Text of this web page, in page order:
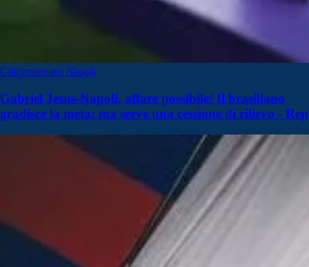
Calciomercato Napoli
Gabriel Jesus-Napoli, affare possibile! Il brasiliano
gradisce la meta: ma serve una cessione di rilievo - Rep